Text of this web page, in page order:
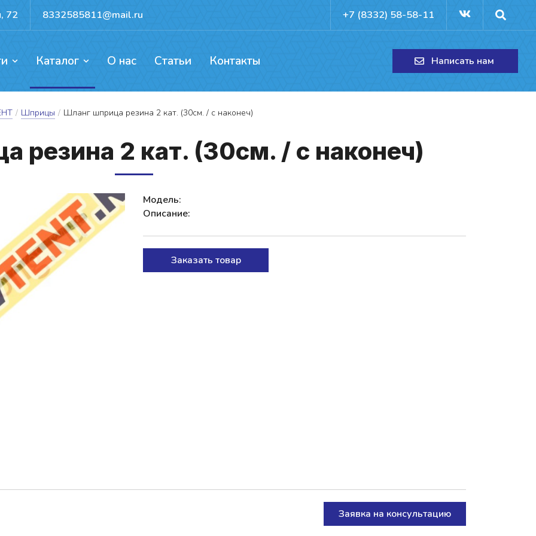
72 8332585811@mail.ru +7 (8332) 58-58-11
Каталог О нас Статьи Контакты Написать нам
/ Шприцы / Шланг шприца резина 2 кат. (30см. / с наконеч)
ре­зи­на 2 кат. (30см. / с на­ко­неч)
Модель:
Описание:
Заказать товар
Заявка на консультацию